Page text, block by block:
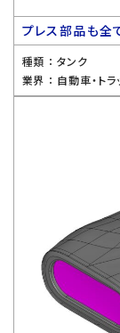
プレス部品も全
種類 ： タンク
業界 ： 自動車・トラ